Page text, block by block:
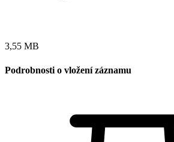
3,55 MB
Podrobnosti o vložení záznamu